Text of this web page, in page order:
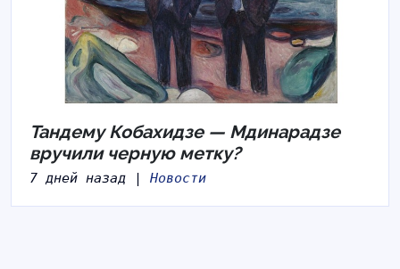
Тандему Кобахидзе — Мдинарадзе
вручили черную метку?
7 дней назад | Новости